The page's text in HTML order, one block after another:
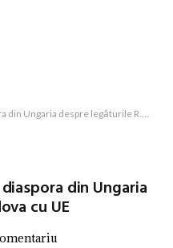
despre legăturile R.Moldova cu UE
din Ungaria
cu UE